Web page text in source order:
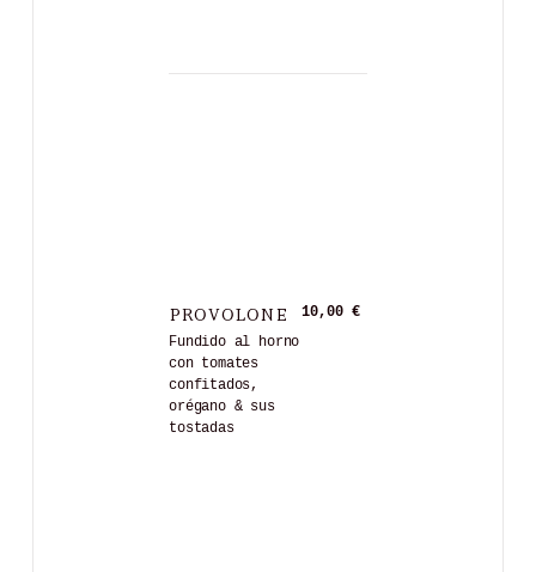
PROVOLONE
Fundido al horno
con tomates
confitados,
orégano & sus
tostadas
10,00 €